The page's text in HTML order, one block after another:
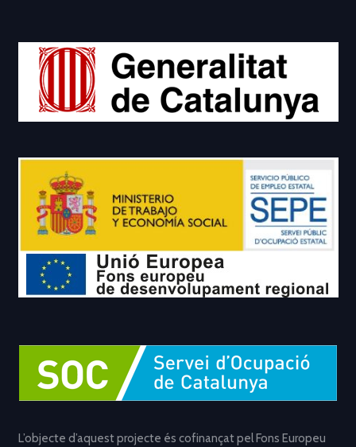
L’objecte d’aquest projecte és cofinançat pel Fons Europeu